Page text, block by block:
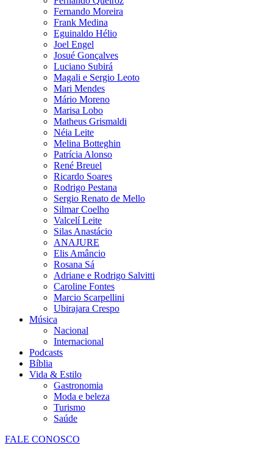
Fernando Moreira
Frank Medina
Eguinaldo Hélio
Joel Engel
Josué Gonçalves
Luciano Subirá
Magali e Sergio Leoto
Mari Mendes
Mário Moreno
Marisa Lobo
Matheus Grismaldi
Néia Leite
Melina Botteghin
Patrícia Alonso
René Breuel
Ricardo Soares
Rodrigo Pestana
Sergio Renato de Mello
Silmar Coelho
Valcelí Leite
Silas Anastácio
ANAJURE
Elis Amâncio
Rosana Sá
Adriane e Rodrigo Salvitti
Caroline Fontes
Marcio Scarpellini
Ubirajara Crespo
Música
Nacional
Internacional
Podcasts
Bíblia
Vida & Estilo
Gastronomia
Moda e beleza
Turismo
Saúde
FALE CONOSCO